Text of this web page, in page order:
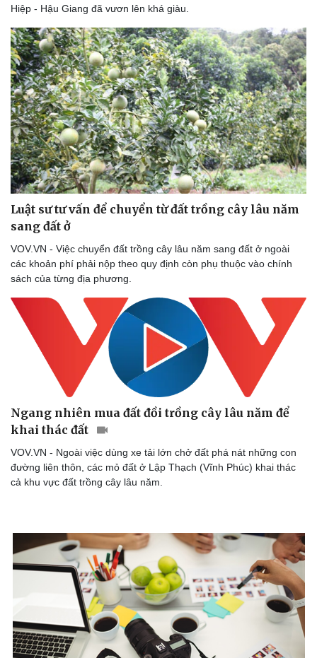
Doanh nghiệp
Thông tin doanh nghiệp
Doanh nghiệp 24h
Công nghệ
Sành điệu
Hiệp - Hậu Giang đã vươn lên khá giàu.
Luật sư tư vấn để chuyển từ đất trồng cây lâu năm
sang đất ở
VOV.VN - Việc chuyển đất trồng cây lâu năm sang đất ở ngoài
các khoản phí phải nộp theo quy định còn phụ thuộc vào chính
sách của từng địa phương.
Ngang nhiên mua đất đồi trồng cây lâu năm để
khai thác đất
VOV.VN - Ngoài việc dùng xe tải lớn chở đất phá nát những con
đường liên thôn, các mỏ đất ở Lập Thạch (Vĩnh Phúc) khai thác
cả khu vực đất trồng cây lâu năm.